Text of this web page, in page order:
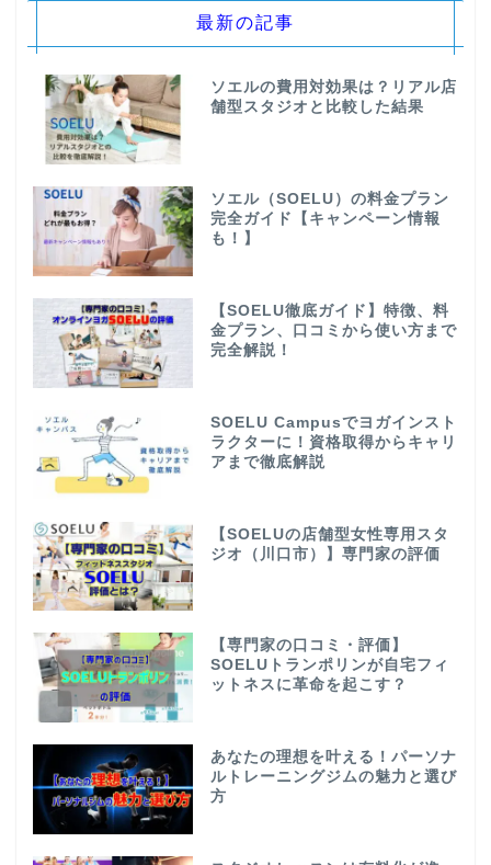
最新の記事
ソエルの費用対効果は？リアル店
舗型スタジオと比較した結果
ソエル（SOELU）の料金プラン
完全ガイド【キャンペーン情報
も！】
【SOELU徹底ガイド】特徴、料
金プラン、口コミから使い方まで
完全解説！
SOELU Campusでヨガインスト
ラクターに！資格取得からキャリ
アまで徹底解説
【SOELUの店舗型女性専用スタ
ジオ（川口市）】専門家の評価
【専門家の口コミ・評価】
SOELUトランポリンが自宅フィ
ットネスに革命を起こす？
あなたの理想を叶える！パーソナ
ルトレーニングジムの魅力と選び
方